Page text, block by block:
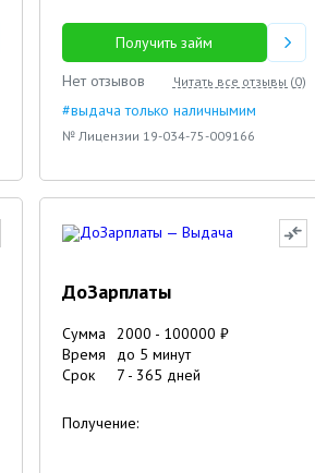
Получить займ
Нет отзывов
Читать все отзывы (0)
#выдача только наличнымим
№ Лицензии 19-034-75-009166
ДоЗарплаты
Сумма 2000 - 100000 ₽
Время
до 5 минут
Срок
7- 365 дней
Получение: